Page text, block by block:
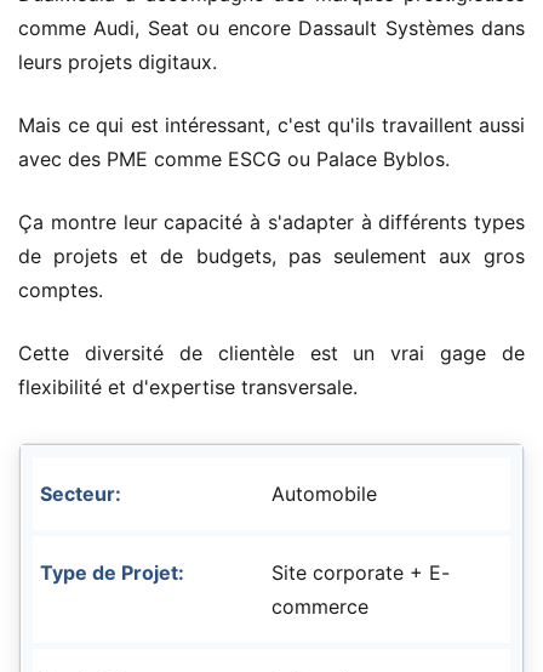
comme Audi, Seat ou encore Dassault Systèmes dans
leurs projets digitaux.
Mais ce qui est intéressant, c'est qu'ils travaillent aussi
avec des PME comme ESCG ou Palace Byblos.
Ça montre leur capacité à s'adapter à différents types
de projets et de budgets, pas seulement aux gros
comptes.
Cette diversité de clientèle est un vrai gage de
flexibilité et d'expertise transversale.
Automobile
Site corporate + E-
commerce